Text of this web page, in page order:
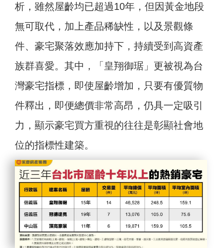
析，雖然屋齡均已超過10年，但因黃金地段
無可取代，加上產品稀缺性，以及景觀條
件、豪宅聚落效應加持下，持續受到高資產
族群喜愛。其中，「皇翔御琚」更被視為台
灣豪宅指標，即使屋齡增加，只要有優質物
件釋出，即便總價非常高昂，仍具一定吸引
力，顯示豪宅買方重視的往往是彰顯社會地
位的指標性建築。